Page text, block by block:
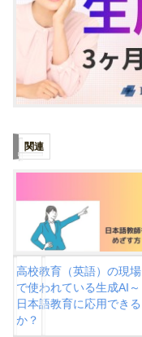
関連
高校教育（英語）の現場
で使われている生成AI～
日本語教育に応用できる
か？